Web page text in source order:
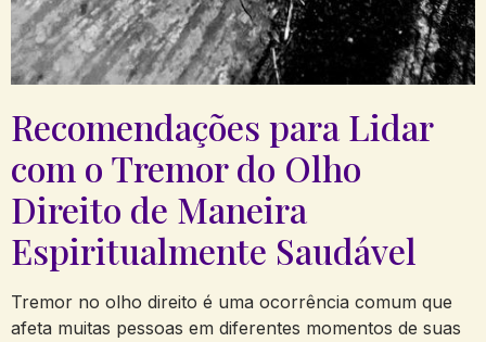
Recomendações para Lidar
⁣com o Tremor do Olho
⁢Direito de ⁤Maneira
Espiritualmente Saudável
Tremor no olho direito ‍é ‍uma ‌ocorrência comum‍ que‌
afeta muitas⁢ pessoas em ‌diferentes ⁢momentos de suas